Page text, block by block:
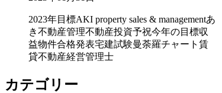
2023年目標AKI property sales & managementあ
き不動産管理不動産投資予祝今年の目標収
益物件合格発表宅建試験曼荼羅チャート 賃
貸不動産経営管理士
カテゴリー